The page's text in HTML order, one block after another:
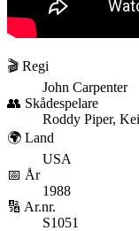
🎬 Regi
John Carpenter
👥 Skådespelare
Roddy Piper,
🌍 Land
USA
📅 År
1988
🔢 Ar.nr.
S1051